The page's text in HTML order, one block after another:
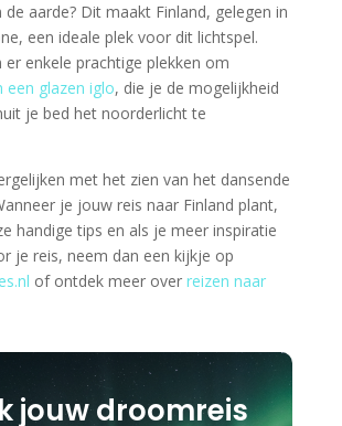
aarde? Dit maakt Finland, gelegen in
een ideale plek voor dit lichtspel.
er enkele prachtige plekken om
een glazen iglo, die je de mogelijkheid
je bed het noorderlicht te
met het zien van het dansende
je jouw reis naar Finland plant,
handige tips en als je meer inspiratie
je reis, neem dan een kijkje op
of ontdek meer over reizen naar
jouw droomreis